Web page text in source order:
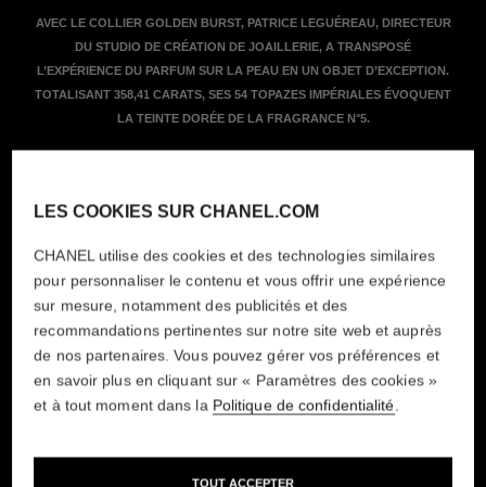
AVEC LE COLLIER GOLDEN BURST, PATRICE LEGUÉREAU, DIRECTEUR
DU STUDIO DE CRÉATION DE JOAILLERIE, A TRANSPOSÉ
L’EXPÉRIENCE DU PARFUM SUR LA PEAU EN UN OBJET D’EXCEPTION.
TOTALISANT 358,41 CARATS, SES 54 TOPAZES IMPÉRIALES ÉVOQUENT
LA TEINTE DORÉE DE LA FRAGRANCE N°5.
COLLECTION N°5
LES COOKIES SUR CHANEL.COM
CHANEL utilise des cookies et des technologies similaires
pour personnaliser le contenu et vous offrir une expérience
sur mesure, notamment des publicités et des
recommandations pertinentes sur notre site web et auprès
de nos partenaires. Vous pouvez gérer vos préférences et
en savoir plus en cliquant sur « Paramètres des cookies »
et à tout moment dans la Politique de confidentialité
TOUT ACCEPTER